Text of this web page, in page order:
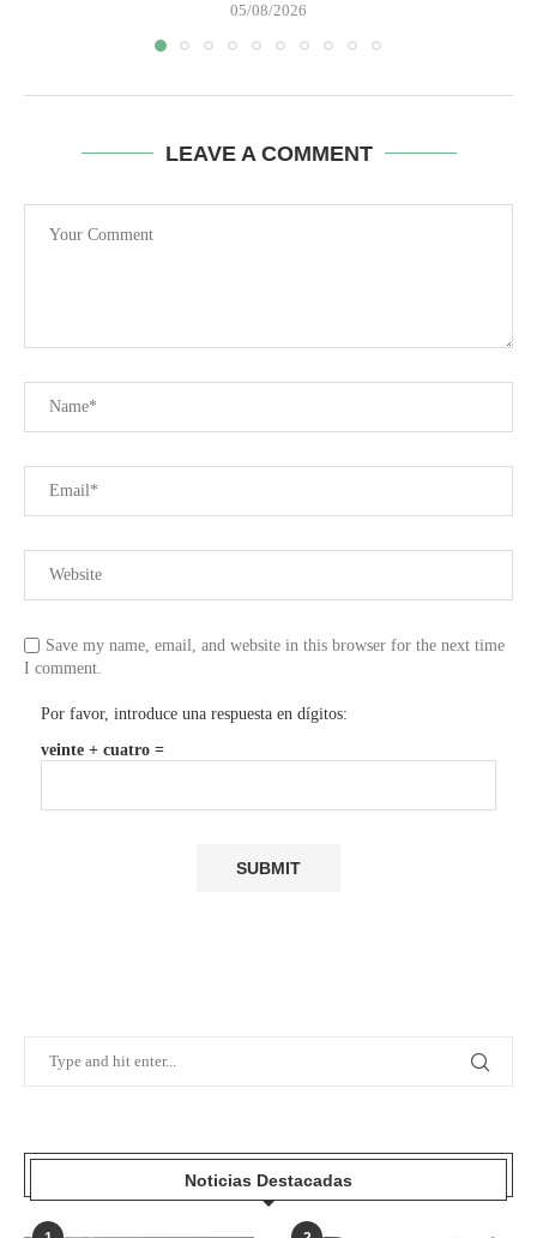
05/08/2026
LEAVE A COMMENT
Save my name, email, and website in this browser for the next time
I comment.
Por favor, introduce una respuesta en dígitos:
veinte + cuatro =
Noticias Destacadas